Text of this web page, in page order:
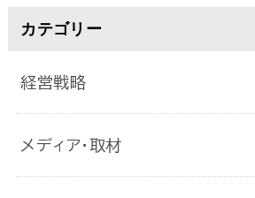
カテゴリー
経営戦略
メディア･取材